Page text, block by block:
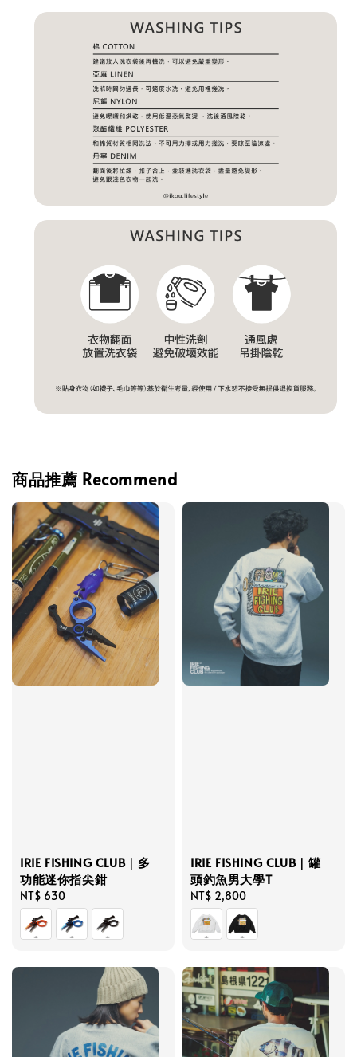
商品推薦 Recommend
IRIE FISHING CLUB｜多
功能迷你指尖鉗
Regular
price
NT$ 630
IRIE FISHING CLUB｜罐
頭釣魚男大學T
Regular
price
NT$ 2,800